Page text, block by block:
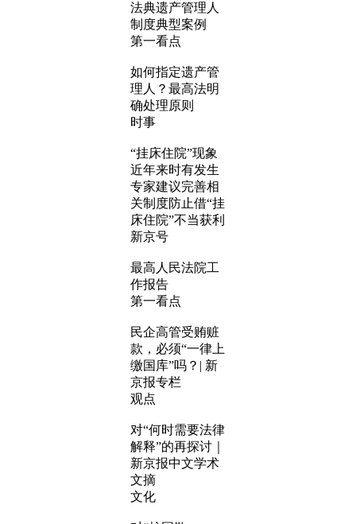
法典遗产管理人
制度典型案例
第一看点
如何指定遗产管
理人？最高法明
确处理原则
时事
“挂床住院”现象
近年来时有发生
专家建议完善相
关制度防止借“挂
床住院”不当获利
新京号
最高人民法院工
作报告
第一看点
民企高管受贿赃
款，必须“一律上
缴国库”吗？| 新
京报专栏
观点
对“何时需要法律
解释”的再探讨｜
新京报中文学术
文摘
文化